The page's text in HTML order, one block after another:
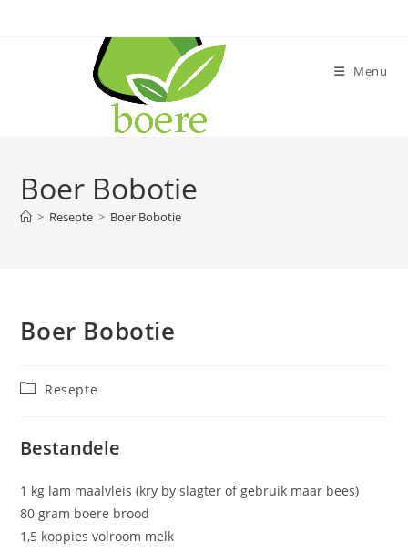
Menu
Boer Bobotie
> Resepte > Boer Bobotie
Boer Bobotie
PostResepte
Bestandele
1 kg lam maalvleis (kry by slagter of gebruik maar bees)
80 gram boere brood
1,5 koppies volroom melk